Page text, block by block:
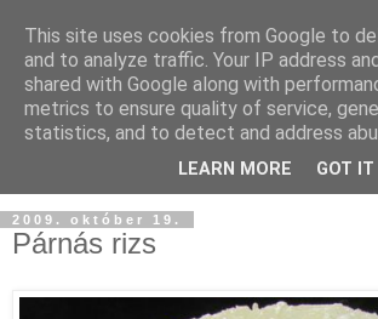
2009. október 19.
Párnás rizs
This site uses cookies from Google to
and to analyze traffic. Your IP address
shared with Google along with
metrics to ensure quality of service,
statistics, and to detect and address
LEARN MORE GOT IT